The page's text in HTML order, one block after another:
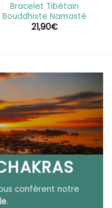
Bracelet Tibétain
Bouddhiste Namasté
21,90€
confèrent notre
.